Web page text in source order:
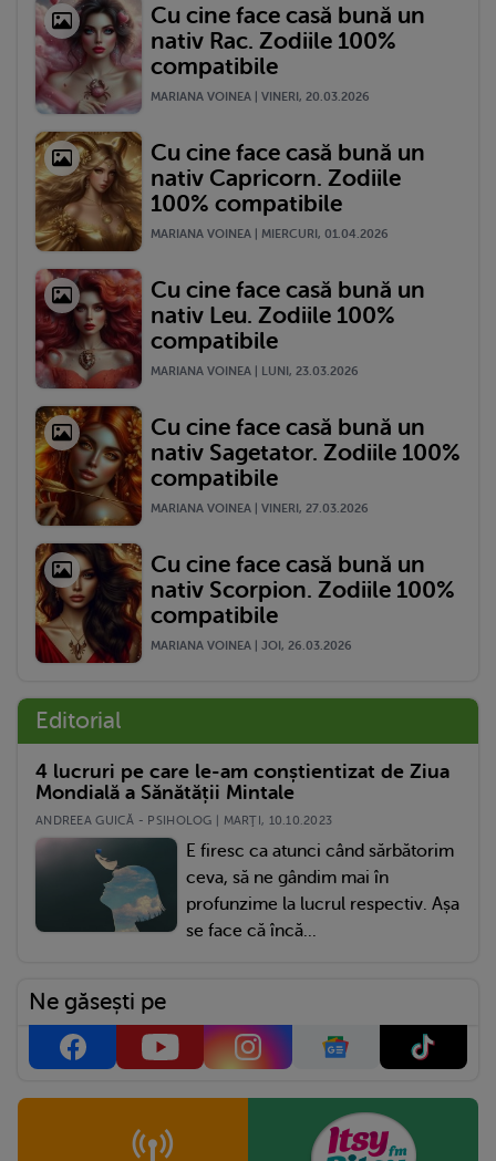
Cu cine face casă bună un
nativ Rac. Zodiile 100%
compatibile
MARIANA VOINEA | VINERI, 20.03.2026
Cu cine face casă bună un
nativ Capricorn. Zodiile
100% compatibile
MARIANA VOINEA | MIERCURI, 01.04.2026
Cu cine face casă bună un
nativ Leu. Zodiile 100%
compatibile
MARIANA VOINEA | LUNI, 23.03.2026
Cu cine face casă bună un
nativ Sagetator. Zodiile 100%
compatibile
MARIANA VOINEA | VINERI, 27.03.2026
Cu cine face casă bună un
nativ Scorpion. Zodiile 100%
compatibile
MARIANA VOINEA | JOI, 26.03.2026
Editorial
4 lucruri pe care le-am conștientizat de Ziua
Mondială a Sănătății Mintale
ANDREEA GUICĂ - PSIHOLOG | MARŢI, 10.10.2023
E firesc ca atunci când sărbătorim
ceva, să ne gândim mai în
profunzime la lucrul respectiv. Așa
se face că încă...
Ne găsești pe